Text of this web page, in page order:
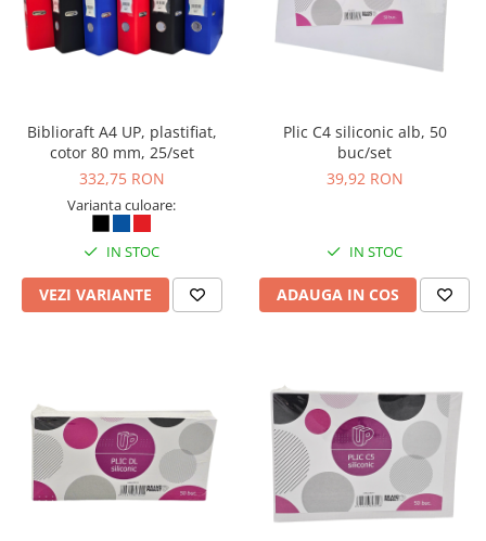
Biblioraft A4 UP, plastifiat,
cotor 80 mm, 25/set
332,75 RON
Varianta culoare:
IN STOC
VEZI VARIANTE
Plic C4 siliconic alb, 50
buc/set
39,92 RON
IN STOC
ADAUGA IN COS